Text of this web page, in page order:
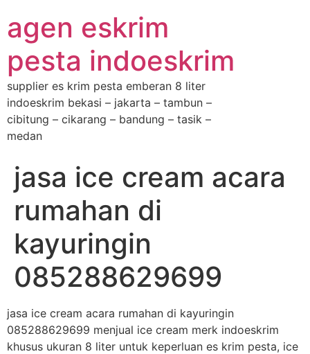
agen eskrim
pesta indoeskrim
supplier es krim pesta emberan 8 liter
indoeskrim bekasi – jakarta – tambun –
cibitung – cikarang – bandung – tasik –
medan
jasa ice cream acara
rumahan di
kayuringin
085288629699
jasa ice cream acara rumahan di kayuringin
085288629699 menjual ice cream merk indoeskrim
khusus ukuran 8 liter untuk keperluan es krim pesta, ice